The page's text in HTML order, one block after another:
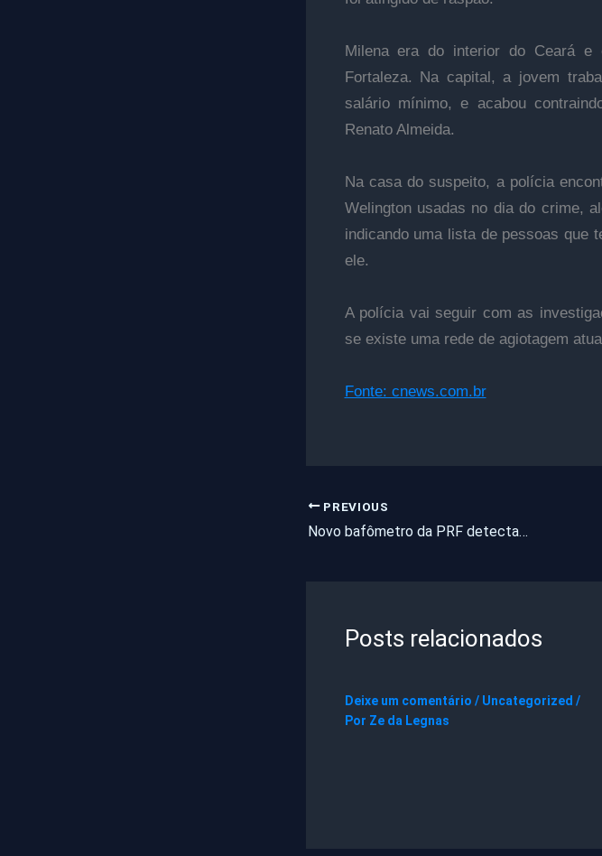
Milena era do interior do Ceará e
Fortaleza. Na capital, a jovem
salário mínimo, e acabou
Renato Almeida.
Na casa do suspeito, a polícia
Welington usadas no dia do crime,
indicando uma lista de pessoas que
ele.
A polícia vai seguir com as
se existe uma rede de agiotagem
Fonte: cnews.com.br
PREVIOUS
Novo bafômetro da PRF detecta embriaguez de motorista por respiração
Posts relacionados
Deixe um comentário / Uncategorized /
Por Ze da Legnas